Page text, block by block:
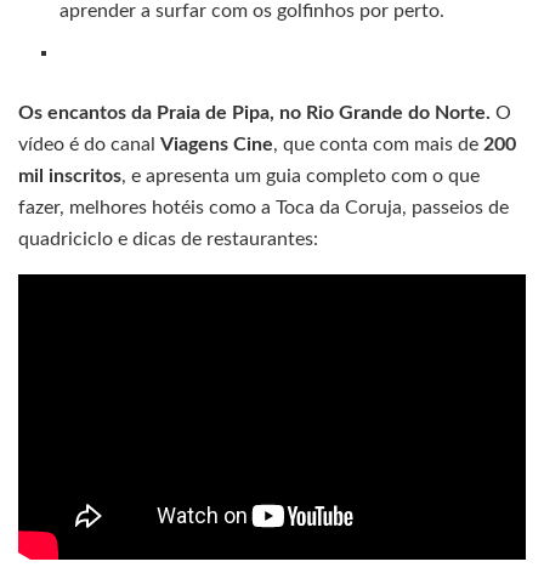
aprender a surfar com os golfinhos por perto.
Os encantos da Praia de Pipa, no Rio Grande do Norte. O
vídeo é do canal Viagens Cine, que conta com mais de 200
mil inscritos, e apresenta um guia completo com o que
fazer, melhores hotéis como a Toca da Coruja, passeios de
quadriciclo e dicas de restaurantes: